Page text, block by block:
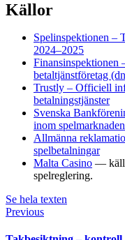
Källor
Spelinspektionen –
2024–2025
Finansinspektionen
betaltjänstföretag
Trustly – Officiell
betalningstjänster
Svenska
inom
Allmänna
spelbetalningar
Malta Casino —
spelreglering.
Se hela texten
Previous